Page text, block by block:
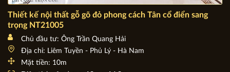
Thiết kế nội thất gỗ gõ đỏ phong cách Tân cổ điển sang
trọng NT21005